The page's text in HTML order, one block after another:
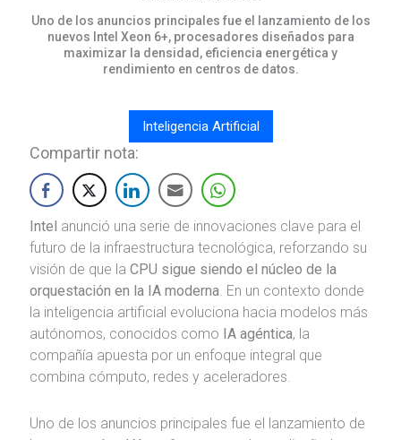
Uno de los anuncios principales fue el lanzamiento de los
nuevos Intel Xeon 6+, procesadores diseñados para
maximizar la densidad, eficiencia energética y
rendimiento en centros de datos.
Inteligencia Artificial
Compartir nota:
Intel anunció una serie de innovaciones clave para el
futuro de la infraestructura tecnológica, reforzando su
visión de que la CPU sigue siendo el núcleo de la
orquestación en la IA moderna . En un contexto donde
la inteligencia artificial evoluciona hacia modelos más
autónomos, conocidos como IA agéntica, la
compañía apuesta por un enfoque integral que
combina cómputo, redes y aceleradores.
Uno de los anuncios principales fue el lanzamiento de